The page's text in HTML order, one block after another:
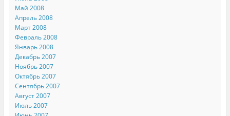
Май 2008
Апрель 2008
Март 2008
Февраль 2008
Январь 2008
Декабрь 2007
Ноябрь 2007
Октябрь 2007
Сентябрь 2007
Август 2007
Июль 2007